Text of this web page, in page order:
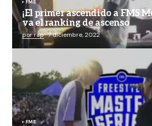
FMS
¡El primer ascendido a FMS
va el ranking de ascenso
por rap 7 diciembre, 2022
FMS